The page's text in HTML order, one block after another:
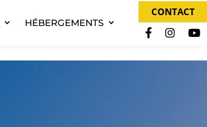
HÉBERGEMENTS
CONTACT